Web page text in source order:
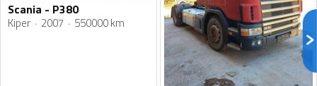
Scania - P380
Kiper 2007 550000 km